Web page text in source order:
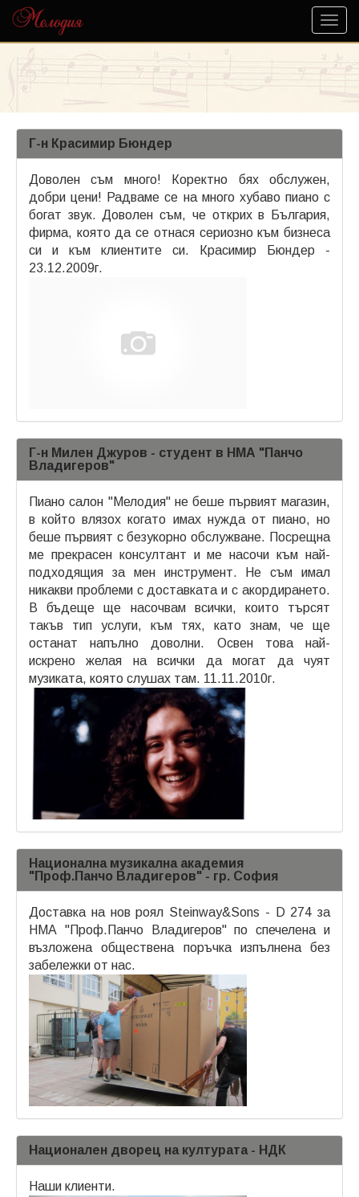
Г-н Красимир Бюндер
Доволен съм много! Коректно бях обслужен,
добри цени! Радваме се на много хубаво пиано с
богат звук. Доволен съм, че открих в България,
фирма, която да се отнася сериозно към бизнеса
си и към клиентите си. Красимир Бюндер -
23.12.2009г.
Г-н Милен Джуров - студент в НМА "Панчо
Владигеров"
Пиано салон ''Мелодия" не беше първият магазин,
в който влязох когато имах нужда от пиано, но
беше първият с безукорно обслужване. Посрещна
ме прекрасен консултант и ме насочи към най-
подходящия за мен инструмент. Не съм имал
никакви проблеми с доставката и с акордирането.
В бъдеще ще насочвам всички, които търсят
такъв тип услуги, към тях, като знам, че ще
останат напълно доволни. Освен това най-
искрено желая на всички да могат да чуят
музиката, която слушах там. 11.11.2010г.
Национална музикална академия
"Проф.Панчо Владигеров" - гр. София
Доставка на нов роял Steinway&Sons - D 274 за
НМА "Проф.Панчо Владигеров" по спечелена и
възложена обществена поръчка изпълнена без
забележки от нас.
Национален дворец на културата - НДК
Наши клиенти.